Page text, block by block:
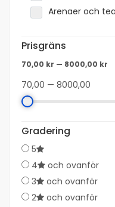
Arenaer och
Prisgräns
70,00 kr — 8000,00 kr
70,00 — 8000,00
Gradering
5
4
och ovanför
3
och ovanför
2
och ovanför